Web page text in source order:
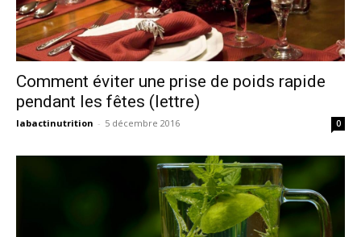
Comment éviter une prise de poids rapide
pendant les fêtes (lettre)
labactinutrition - 5 décembre 2016 0